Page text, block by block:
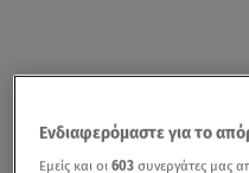
Ενδιαφερόμαστε για το
Εμείς και οι603 συνεργάτες μας